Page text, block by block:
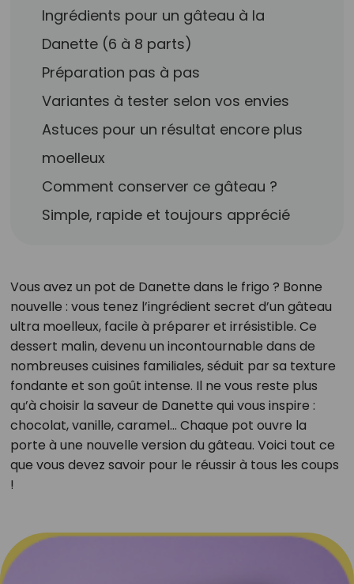
Ingrédients pour un gâteau à la
Danette (6 à 8 parts)
Préparation pas à pas
Variantes à tester selon vos envies
Astuces pour un résultat encore plus
moelleux
Comment conserver ce gâteau ?
Simple, rapide et toujours apprécié
Vous avez un pot de Danette dans le frigo ? Bonne
nouvelle : vous tenez l’ingrédient secret d’un gâteau
ultra moelleux, facile à préparer et irrésistible. Ce
dessert malin, devenu un incontournable dans de
nombreuses cuisines familiales, séduit par sa texture
fondante et son goût intense. Il ne vous reste plus
qu’à choisir la saveur de Danette qui vous inspire :
chocolat, vanille, caramel… Chaque pot ouvre la
porte à une nouvelle version du gâteau. Voici tout ce
que vous devez savoir pour le réussir à tous les coups
!